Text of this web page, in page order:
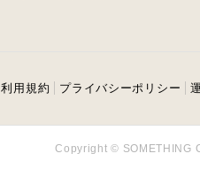
利用規約 プライバシーポリシー
Copyright © SOMETHING